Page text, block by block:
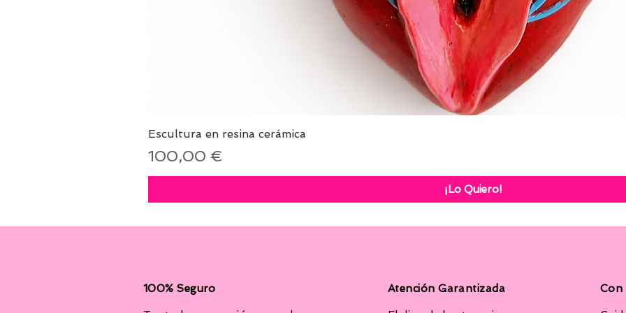
Escultura en resina cerámica
Precio
100,00 €
¡Lo Quiero!
100% Seguro Atención Garantizada Con